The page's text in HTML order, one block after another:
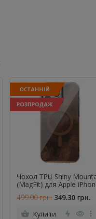
ОСТАННІЙ
РОЗПРОДАЖ
Чохол TPU Shiny
(MagFit) для Apple
499.00 грн. 349.30 грн.
Купити